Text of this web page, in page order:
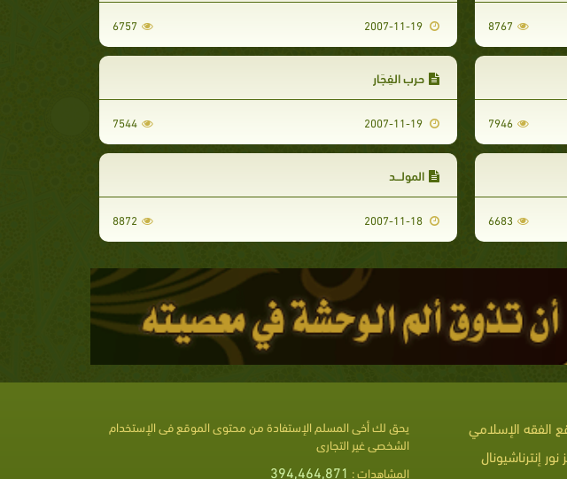
8767
2007-11-19
6757
7946
حرب الفِجَار
2007-11-19
7544
6683
المولـــد
2007-11-18
8872
الفقه الإسلامي
نور إنترناشيونال
يحق لك أخى المسلم الإستفادة من محتوى الموقع فى الإستخدام
الشخصى غير التجارى
المشاهدات : 394,464,871